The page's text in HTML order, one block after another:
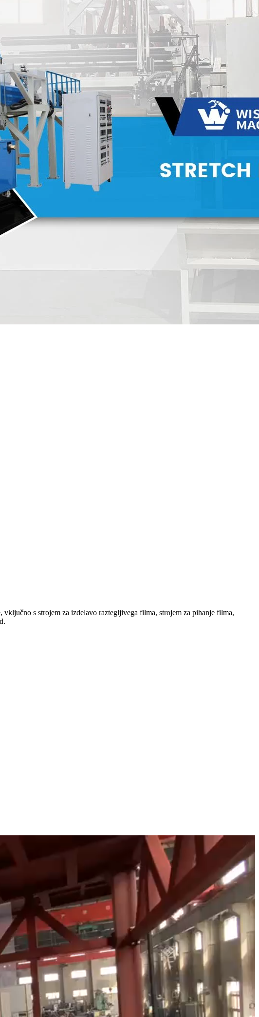
s strojem za izdelavo raztegljivega filma, strojem za pihanje filma,